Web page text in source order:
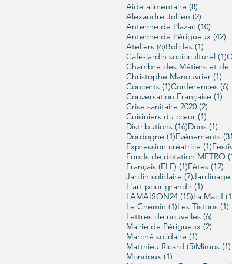
Aide alimentaire (8)
Alexandre Jollien (2)
Antenne de Plazac (10)
Antenne de Périgueux (42)
Ateliers (6)6 posts
Bolides (1)
Café-jardin socioculturel (1)
Christophe Manouvrier (1)
Concerts (1)1 post
Conférences (6)
Conversation Française (1)
Crise sanitaire 2020 (2)
Cuisiniers du cœur (1)
Distributions (16)16 posts
Dons (1)
Dordogne (1)1 post
Evénements
Expression créatrice (1)1
Fonds de dotation METRO
Français (FLE) (1)1 post
Fêtes (12)
Jardin solidaire (7)7 posts
Jardinage
L'art pour grandir (1)
LAMAISON24 (15)15 posts
La Macif
Le Chemin (1)1 post
Les Tistous (1)
Lettres de nouvelles (6)
Mairie de Périgueux (2)
Marché solidaire (1)
Matthieu Ricard (5)5 posts
Mimos (1)
Mondoux (1)